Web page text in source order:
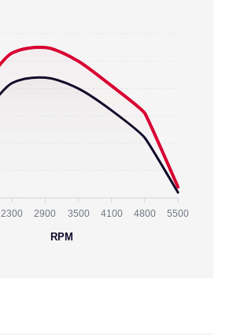
2300 2900 3500 4100 4800 5500
RPM